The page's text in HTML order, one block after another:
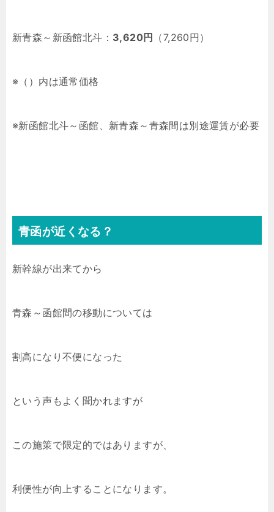
新青森～新函館北斗： 3,620円 （7,260円）
※（）内は通常価格
※新函館北斗～函館、新青森～青森間は別途運賃が必要
青函が近くなる？
新幹線が出来てから
青森～函館間の移動については
割高になり不便になった
という声もよく聞かれますが
この施策で限定的ではありますが、
利便性が向上することになります。